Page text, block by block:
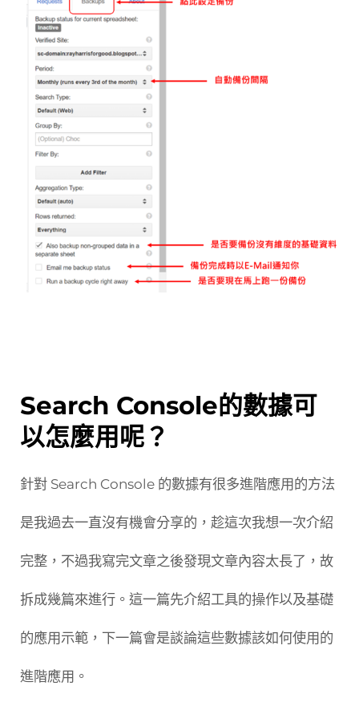
Search Console的數據可
以怎麼用呢？
針對 Search Console 的數據有很多進階應用的方法
是我過去一直沒有機會分享的，趁這次我想一次介紹
完整，不過我寫完文章之後發現文章內容太長了，故
拆成幾篇來進行。這一篇先介紹工具的操作以及基礎
的應用示範，下一篇會是談論這些數據該如何使用的
進階應用。